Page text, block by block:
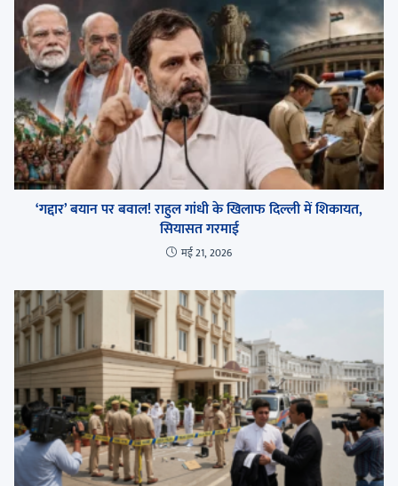
‘गद्दार’ बयान पर बवाल! राहुल गांधी के खिलाफ दिल्ली में शिकायत,
सियासत गरमाई
मई 21, 2026